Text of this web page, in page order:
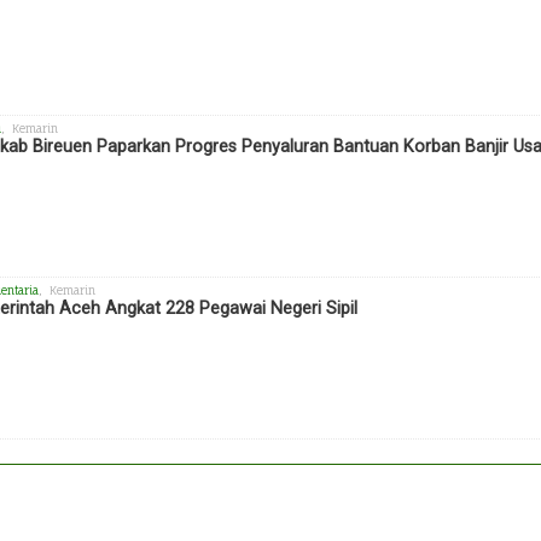
, Kemarin
Bireuen Paparkan Progres Penyaluran Bantuan Korban Banjir
, Kemarin
Aceh Angkat 228 Pegawai Negeri Sipil